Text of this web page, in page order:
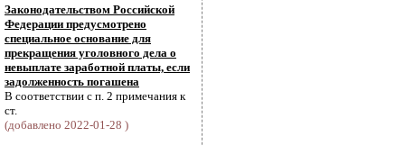
Законодательством Российской
Федерации предусмотрено
специальное основание для
прекращения уголовного дела о
невыплате заработной платы, если
задолженность погашена
В соответствии с п. 2 примечания к
ст.
(добавлено 2022-01-28 )